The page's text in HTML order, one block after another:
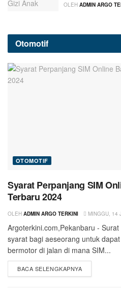
OLEH ADMIN ARGO
Otomotif
OTOMOTIF
Syarat Perpanjang SIM
Terbaru 2024
OLEH ADMIN ARGO TERKINI MINGGU, 14
Argoterkini.com,Pekanbaru -
syarat bagi aeseorang untuk
bermotor di jalan di mana SIM...
BACA SELENGKAPNYA